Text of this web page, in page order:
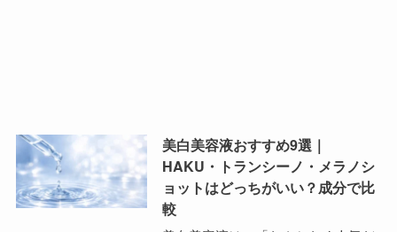
美白美容液おすすめ9選｜
HAKU・トランシーノ・メラノシ
ョットはどっちがいい？成分で比
較